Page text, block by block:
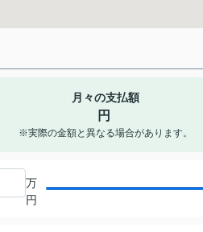
月々の支払額
円
※実際の金額と異なる場合があります。
万
円